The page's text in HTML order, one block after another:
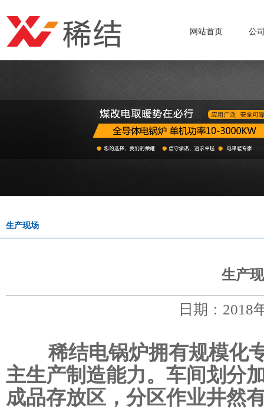
网站首页 公
生产现场
生产
日期：2018
稀结电锅炉拥有规模化专
主生产制造能力。车间划分
成品存放区，分区作业井然